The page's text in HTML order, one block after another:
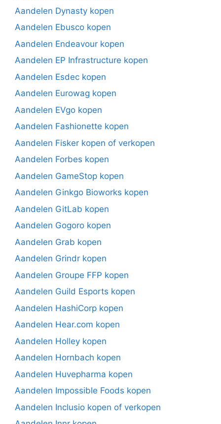
Aandelen Dynasty kopen
Aandelen Ebusco kopen
Aandelen Endeavour kopen
Aandelen EP Infrastructure kopen
Aandelen Esdec kopen
Aandelen Eurowag kopen
Aandelen EVgo kopen
Aandelen Fashionette kopen
Aandelen Fisker kopen of verkopen
Aandelen Forbes kopen
Aandelen GameStop kopen
Aandelen Ginkgo Bioworks kopen
Aandelen GitLab kopen
Aandelen Gogoro kopen
Aandelen Grab kopen
Aandelen Grindr kopen
Aandelen Groupe FFP kopen
Aandelen Guild Esports kopen
Aandelen HashiCorp kopen
Aandelen Hear.com kopen
Aandelen Holley kopen
Aandelen Hornbach kopen
Aandelen Huvepharma kopen
Aandelen Impossible Foods kopen
Aandelen Inclusio kopen of verkopen